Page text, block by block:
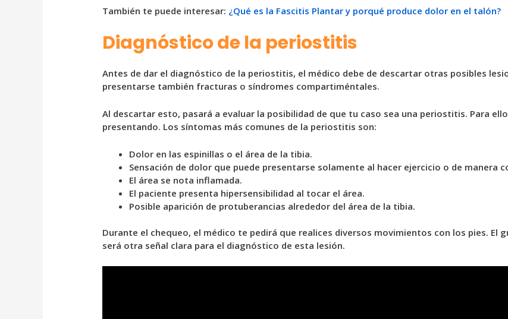
También te puede interesar: ¿Qué es la Fascitis Plantar y porqué produce dolor en el talón?
Diagnóstico de la periostitis
Antes de dar el diagnóstico de la periostitis, el médico debe de descartar otras posibles
presentarse también fracturas o síndromes compartiméntales.
Al descartar esto, pasará a evaluar la posibilidad de que tu caso sea una periostitis. Para
presentando. Los síntomas más comunes de la periostitis son:
Dolor en las espinillas o el área de la tibia.
Sensación de dolor que puede presentarse solamente al hacer ejercicio o de manera
El área se nota inflamada.
El paciente presenta hipersensibilidad al tocar el área.
Posible aparición de protuberancias alrededor del área de la tibia.
Durante el chequeo, el médico te pedirá que realices diversos movimientos con los pies. El
será otra señal clara para el diagnóstico de esta lesión.